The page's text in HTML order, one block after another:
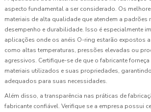
aspecto fundamental a ser considerado. Os
materiais de alta qualidade que atendem a padrões
desempenho e durabilidade. Isso é especialmente
aplicações onde os anéis O-ring estarão expostos
como altas temperaturas, pressões elevadas ou
agressivos. Certifique-se de que o fabricante
materiais utilizados e suas propriedades,
adequados para suas necessidades.
Além disso, a transparência nas práticas de
fabricante confiável. Verifique se a empresa possui